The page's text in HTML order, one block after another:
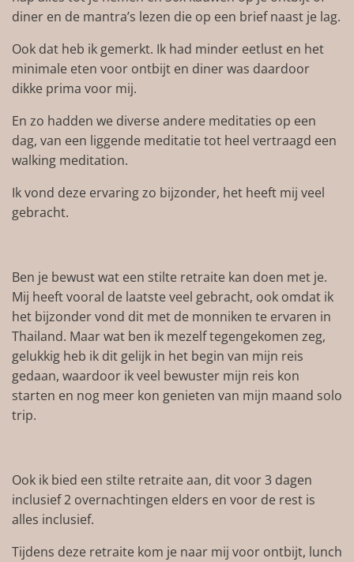
diner en de mantra’s lezen die op een brief naast je lag.
Ook dat heb ik gemerkt. Ik had minder eetlust en het
minimale eten voor ontbijt en diner was daardoor
dikke prima voor mij.
En zo hadden we diverse andere meditaties op een
dag, van een liggende meditatie tot heel vertraagd een
walking meditation.
Ik vond deze ervaring zo bijzonder, het heeft mij veel
gebracht.
Ben je bewust wat een stilte retraite kan doen met je.
Mij heeft vooral de laatste veel gebracht, ook omdat ik
het bijzonder vond dit met de monniken te ervaren in
Thailand. Maar wat ben ik mezelf tegengekomen zeg,
gelukkig heb ik dit gelijk in het begin van mijn reis
gedaan, waardoor ik veel bewuster mijn reis kon
starten en nog meer kon genieten van mijn maand solo
trip.
Ook ik bied een stilte retraite aan, dit voor 3 dagen
inclusief 2 overnachtingen elders en voor de rest is
alles inclusief.
Tijdens deze retraite kom je naar mij voor ontbijt, lunch